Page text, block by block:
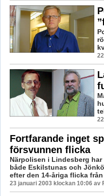
Fortfarande inget
försvunnen flicka
Närpolisen i Lindesberg
både Eskilstunas och
efter den 14-åriga flicka
23 januari 2003 klockan 10:06 av